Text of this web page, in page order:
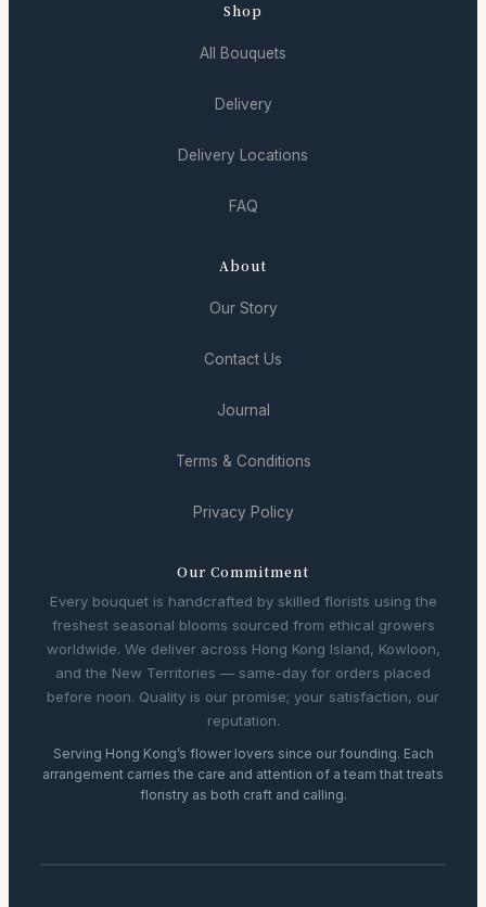
Shop
All Bouquets
Delivery
Delivery Locations
FAQ
About
Our Story
Contact Us
Journal
Terms & Conditions
Privacy Policy
Our Commitment
Every bouquet is handcrafted by skilled florists using the
freshest seasonal blooms sourced from ethical growers
worldwide. We deliver across Hong Kong Island, Kowloon,
and the New Territories — same-day for orders placed
before noon. Quality is our promise; your satisfaction, our
reputation.
Serving Hong Kong’s flower lovers since our founding. Each
arrangement carries the care and attention of a team that treats
floristry as both craft and calling.